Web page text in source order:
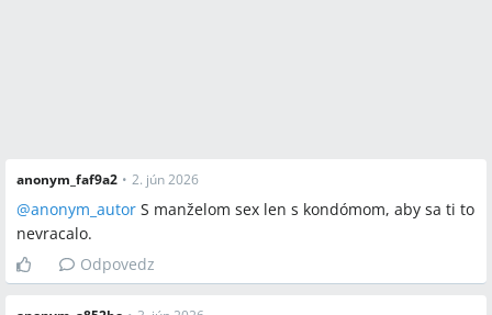
anonym_faf9a2 • 2. jún 2026
@anonym_autor S manželom sex len s kondómom, aby sa ti to
nevracalo.
Odpovedz